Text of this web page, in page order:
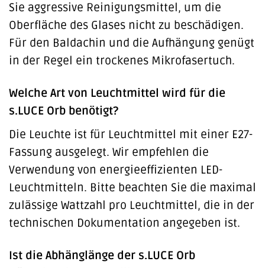
Sie aggressive Reinigungsmittel, um die
Oberfläche des Glases nicht zu beschädigen.
Für den Baldachin und die Aufhängung genügt
in der Regel ein trockenes Mikrofasertuch.
Welche Art von Leuchtmittel wird für die
s.LUCE Orb benötigt?
Die Leuchte ist für Leuchtmittel mit einer E27-
Fassung ausgelegt. Wir empfehlen die
Verwendung von energieeffizienten LED-
Leuchtmitteln. Bitte beachten Sie die maximal
zulässige Wattzahl pro Leuchtmittel, die in der
technischen Dokumentation angegeben ist.
Ist die Abhänglänge der s.LUCE Orb